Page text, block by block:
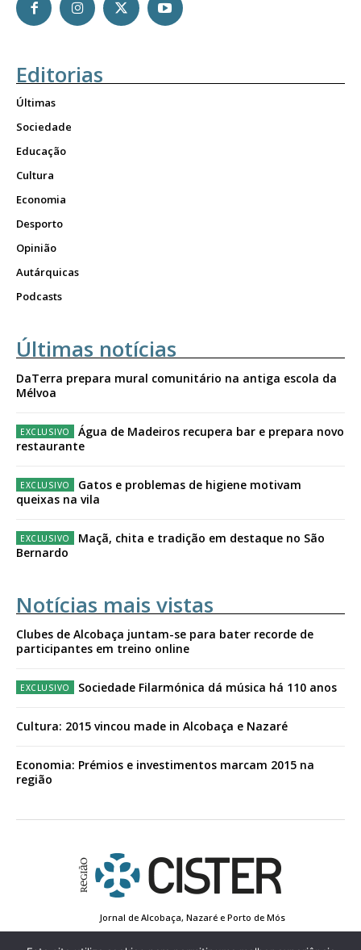
Editorias
Últimas
Sociedade
Educação
Cultura
Economia
Desporto
Opinião
Autárquicas
Podcasts
Últimas notícias
DaTerra prepara mural comunitário na antiga escola da
Mélvoa
Água de Madeiros recupera bar e prepara novo
restaurante
Gatos e problemas de higiene motivam
queixas na vila
Maçã, chita e tradição em destaque no São
Bernardo
Notícias mais vistas
Clubes de Alcobaça juntam-se para bater recorde de
participantes em treino online
Sociedade Filarmónica dá música há 110 anos
Cultura: 2015 vincou made in Alcobaça e Nazaré
Economia: Prémios e investimentos marcam 2015 na
região
Jornal de Alcobaça, Nazaré e Porto de Mós
Conta de Registo
Edição Impressa